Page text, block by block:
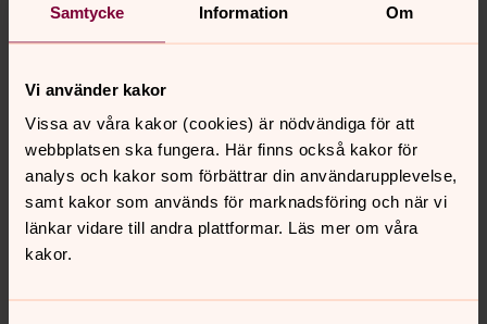
Samtycke Information Om
Vi använder kakor
Vissa av våra kakor (cookies) är nödvändiga för att
webbplatsen ska fungera. Här finns också kakor för
analys och kakor som förbättrar din användarupplevelse,
samt kakor som används för marknadsföring och när vi
länkar vidare till andra plattformar. Läs mer om våra
kakor.
Västerlanda kyrkogård